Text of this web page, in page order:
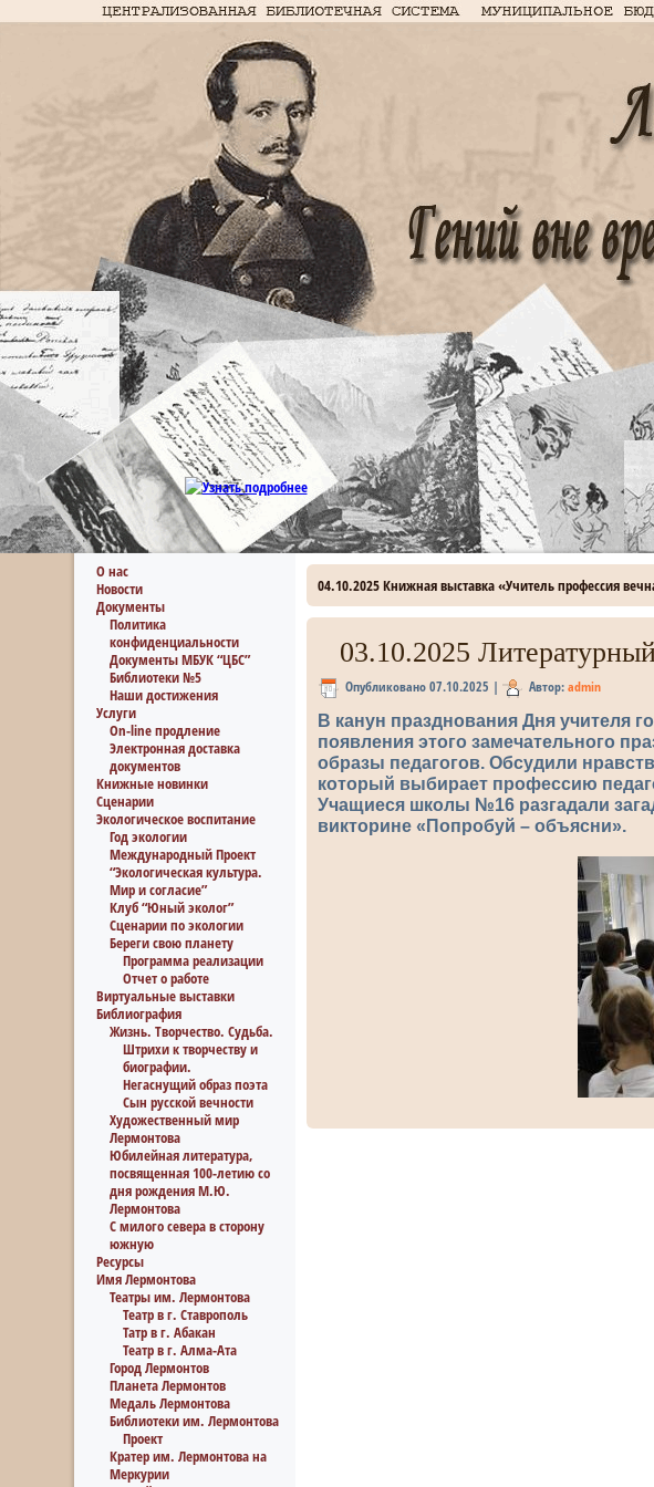
О нас
Новости
Документы
Политика
конфиденциальности
Документы МБУК “ЦБС”
Библиотеки №5
Наши достижения
Услуги
On-line продление
Электронная доставка
документов
Книжные новинки
Сценарии
Экологическое воспитание
Год экологии
Международный Проект
“Экологическая культура.
Мир и согласие”
Клуб “Юный эколог”
Сценарии по экологии
Береги свою планету
Программа реализации
Отчет о работе
Виртуальные выставки
Библиография
Жизнь. Творчество. Судьба.
Штрихи к творчеству и
биографии.
Негаснущий образ поэта
Сын русской вечности
Художественный мир
Лермонтова
Юбилейная литература,
посвященная 100-летию со
дня рождения М.Ю.
Лермонтова
С милого севера в сторону
южную
Ресурсы
Имя Лермонтова
Театры им. Лермонтова
Театр в г. Ставрополь
Татр в г. Абакан
Театр в г. Алма-Ата
Город Лермонтов
Планета Лермонтов
Медаль Лермонтова
Библиотеки им. Лермонтова
Проект
Кратер им. Лермонтова на
Меркурии
04.10.2025 Книжная выставка «Учитель профессия
03.10.2025
Опубликовано07.10.2025 | Автор:admin
В канун празднования Дня учителя
появления этого замечательного
образы педагогов. Обсудили
который выбирает профессию
Учащиеся школы №16 разгадали
викторине «Попробуй – объясни».